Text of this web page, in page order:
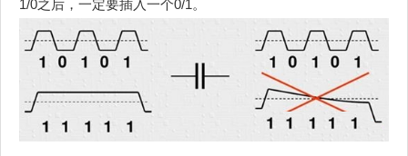
1/0之后，一定要插入一个0/1。